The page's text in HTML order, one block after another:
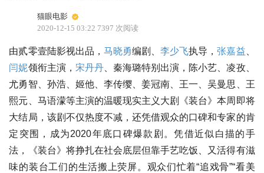
猫眼电影
2020-12-15 03:22 7397 次阅读
由贰零壹陆影视出品， 马晓勇编剧、李少飞执导，张嘉益、
闫妮领衔主演， 宋丹丹、秦海璐特别出演，陈小艺、凌孜、
尤勇智、孙浩、姬他、李传缨、姜冠南、王一、吴曼思、王
熙元、马语濛等主演的温暖现实主义大剧《装台》本周即将
大结局，该剧不仅热度不减，还凭借观众的口碑和专家的肯
定突围，成为2020年底口碑爆款剧。凭借近似白描的手
法，《装台》将挣扎在社会底层但靠手艺吃饭、又活得有滋
味的装台工们的生活搬上荧屏。观众们忙着“追戏骨”“看美